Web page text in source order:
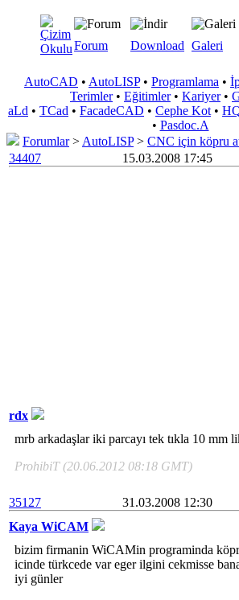
Forum Download Galeri
AutoCAD • AutoLISP• Programlama •
Terimler• Eğitimler• Kariyer•
aLd • TCad • FacadeCAD • Cephe Kot •
• Pasdoc.A
Forumlar> AutoLISP> CNC için köpru
34407
15.03.2008 17:45
rdx
mrb arkadaşlar iki parcayı tek tıkla 10
ProhibiT (20.06.2012 08:18 GMT)
35127
31.03.2008 12:30
Kaya WiCAM
bizim firmanin WiCAMin programinda
icinde türkcede var eger ilgini cekmisse
iyi günler